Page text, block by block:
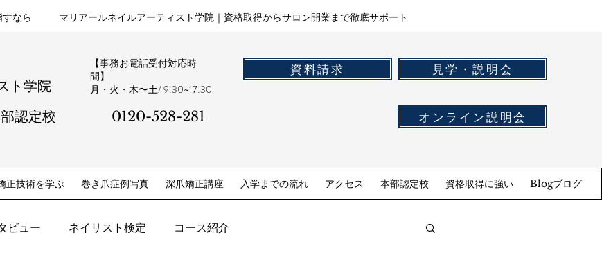
なら マリアールネイルアーティスト学院｜資格取得からサロン開業まで徹底サポート
ト学院
認定校
【事務お電話受付対応時
間】
​月・火・木〜土/ 9:30~17:30
0120-528-281​
資料請求 見学・説明会
オンライン説明会
正技術を学ぶ 巻き爪症例写真 深爪矯正講座 入学までの流れ アクセス 本部認定校 資格取得に強い Blogブログ
ビュー ネイリスト検定 コース紹介